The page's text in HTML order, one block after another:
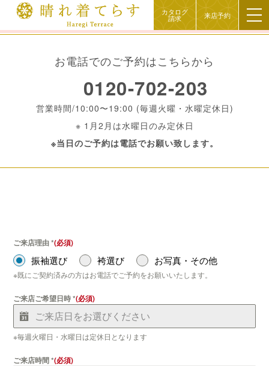
カタログ
請求 来店予約
お電話でのご予約はこちらから
0120-702-203
営業時間/10:00〜19:00 (毎週火曜・水曜定休日)
※ 1月2月は水曜日のみ定休日
※当日のご予約は電話でお願い致します。
ご来店理由*
振袖選び 袴選び お写真・その他
※既にご契約済みの方はお電話でご予約をお願いいたします。
ご来店ご希望日時*
※毎週火曜日・水曜日は定休日となります
ご来店時間*